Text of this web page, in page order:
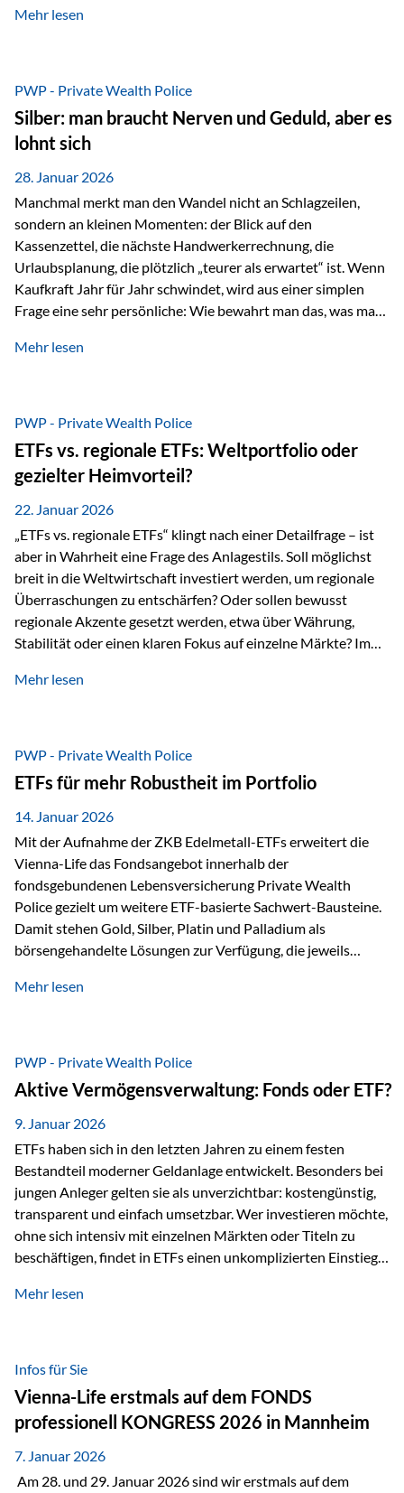
starken Anstiegen. Diese verändern jedoch nicht die
von geopolitischen Spannungen, einer stark ausgeweiteten
Geldmenge sowie strukturellen Verschiebungen an den
Kapitalmärkten geprägt ist, bleibt Gold ein bewährter Anker.
Nicht, weil…
Mehr lesen
PWP - Private Wealth Police
Silber: man braucht Nerven und Geduld, aber es
lohnt sich
28. Januar 2026
Manchmal merkt man den Wandel nicht an Schlagzeilen,
sondern an kleinen Momenten: der Blick auf den
Kassenzettel, die nächste Handwerkerrechnung, die
Urlaubsplanung, die plötzlich „teurer als erwartet“ ist. Wenn
Kaufkraft Jahr für Jahr schwindet, wird aus einer simplen
Frage eine sehr persönliche: Wie bewahrt man das, was man
Sachwerten mit einer Investition in Sachwerte zu
gerade dann, wenn Märkte nervös werden,…
Mehr lesen
PWP - Private Wealth Police
ETFs vs. regionale ETFs: Weltportfolio oder
gezielter Heimvorteil?
22. Januar 2026
„ETFs vs. regionale ETFs“ klingt nach einer Detailfrage – ist
aber in Wahrheit eine Frage des Anlagestils. Soll möglichst
breit in die Weltwirtschaft investiert werden, um regionale
Überraschungen zu entschärfen? Oder sollen bewusst
regionale Akzente gesetzt werden, etwa über Währung,
Stabilität oder einen klaren Fokus auf einzelne Märkte? Im
Wealth Police der Vienna-Life lassen sich beide Ansätze
Risikostreuung, Inflationsrobustheit und Stabilisierung. 1)
Die Philosophiefrage: breit oder bewusst? Global investieren
bedeutet: Das Portfolio bildet die Weltmärkte möglichst
breit ab, ohne die…
Mehr lesen
PWP - Private Wealth Police
ETFs für mehr Robustheit im Portfolio
14. Januar 2026
Mit der Aufnahme der ZKB Edelmetall-ETFs erweitert die
Vienna-Life das Fondsangebot innerhalb der
fondsgebundenen Lebensversicherung Private Wealth
Police gezielt um weitere ETF-basierte Sachwert-Bausteine.
Damit stehen Gold, Silber, Platin und Palladium als
börsengehandelte Lösungen zur Verfügung, die jeweils
dabei nicht auf einzelnen Marktmeinungen, sondern auf
Inflationsrobustheit und Stabilisierung – eingebettet in eine
liechtensteinische Versicherungsstruktur. Die
Sicherheitsarchitektur: Liechtenstein als Strukturprinzip Die
Private Wealth Police positioniert sich mit einer dreistufigen
Sicherheitsarchitektur, die auf mehreren Ebenen ansetzt:
Stufe 1: Versicherer-Ebene • Versicherung mit…
Mehr lesen
PWP - Private Wealth Police
Aktive Vermögensverwaltung: Fonds oder ETF?
9. Januar 2026
ETFs haben sich in den letzten Jahren zu einem festen
Bestandteil moderner Geldanlage entwickelt. Besonders bei
jungen Anleger gelten sie als unverzichtbar: kostengünstig,
transparent und einfach umsetzbar. Wer investieren möchte,
ohne sich intensiv mit einzelnen Märkten oder Titeln zu
beschäftigen, findet in ETFs einen unkomplizierten Einstieg
werden häufig kritisch betrachtet. Sie gelten als teurer,
Beide Ansätze haben ihre Berechtigung und ihre Stärken
entfalten sie oft gerade in Kombination. ETFs: Effizient, breit
gestreut und klar strukturiert…
Mehr lesen
Infos für Sie
Vienna-Life erstmals auf dem FONDS
professionell KONGRESS 2026 in Mannheim
7. Januar 2026
Am 28. und 29. Januar 2026 sind wir erstmals auf dem